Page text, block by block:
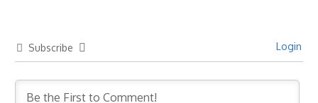
Subscribe Login